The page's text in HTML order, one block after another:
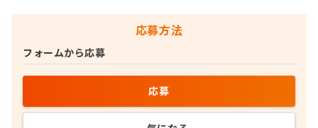
応募方法
フォームから応募
応募